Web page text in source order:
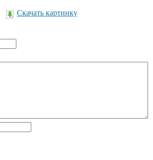
Скачать картинку